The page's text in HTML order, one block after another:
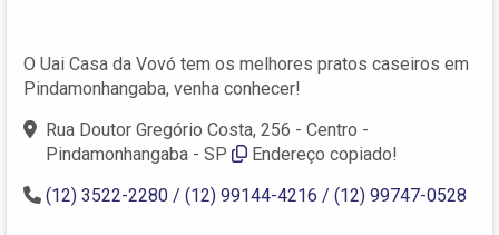
O Uai Casa da Vovó tem os melhores pratos caseiros em
Pindamonhangaba, venha conhecer!
Rua Doutor Gregório Costa, 256 - Centro -
Pindamonhangaba - SP
Endereço copiado!
(12) 3522-2280 / (12) 99144-4216 / (12) 99747-0528